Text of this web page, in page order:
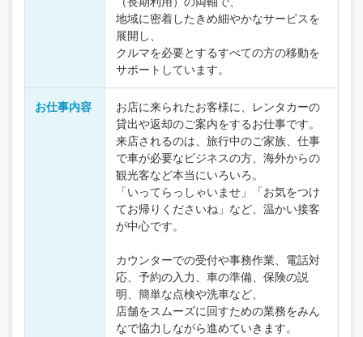
地域に密着したきめ細やかなサービスを
展開し、
クルマを必要とするすべての方の移動を
サポートしています。
お仕事内容
お店に来られたお客様に、レンタカーの
貸出や返却のご案内をするお仕事です。
来店されるのは、旅行中のご家族、仕事
で車が必要なビジネスの方、海外からの
観光客など本当にいろいろ。
「いってらっしゃいませ」「お気をつけ
てお帰りくださいね」など、温かい接客
が中心です。
カウンターでの受付や事務作業、電話対
応、予約の入力、車の準備、保険の説
明、簡単な点検や洗車など、
店舗をスムーズに回すための業務をみん
なで協力しながら進めていきます。